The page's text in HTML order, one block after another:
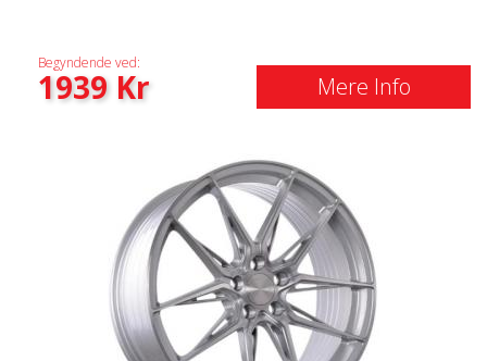
Begyndende ved:
1939Kr Mere Info